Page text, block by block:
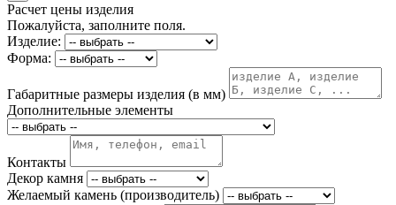
Расчет цены изделия
Пожалуйста, заполните поля.
Изделие:
Форма:
Габаритные размеры изделия (в мм)
Дополнительные элементы
Контакты
Декор камня
Желаемый камень (производитель)